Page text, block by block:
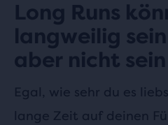
Long Runs
langweilig
aber nicht sein
Egal, wie sehr du es
lange Zeit auf deinen